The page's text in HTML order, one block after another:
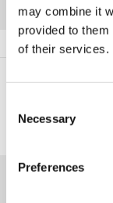
may combine it
provided to
of their services.
Selection
Necessary
Preferences